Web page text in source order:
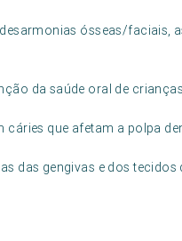
ósseas/faciais,
da saúde oral de
que afetam a polpa
das gengivas e dos tecidos